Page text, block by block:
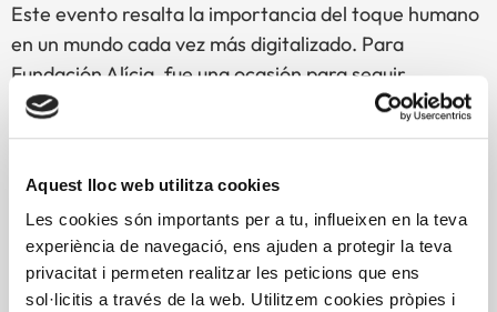
Aquest lloc web utilitza cookies
Les cookies són importants per a tu, influeixen en la teva
experiència de navegació, ens ajuden a protegir la teva
privacitat i permeten realitzar les peticions que ens
sol·licitis a través de la web. Utilitzem cookies pròpies i
Este evento resalta la importancia del toque humano
en un mundo cada vez más digitalizado. Para
Fundación Alícia, fue una ocasión para seguir
promoviendo la interacción entre la ciencia y la
gastronomía, mostrando cómo las nuevas tecnologías
reafirmando que la creatividad y la conexión
emocional seguirán siendo insustituibles en el futuro
de la gastronomía.